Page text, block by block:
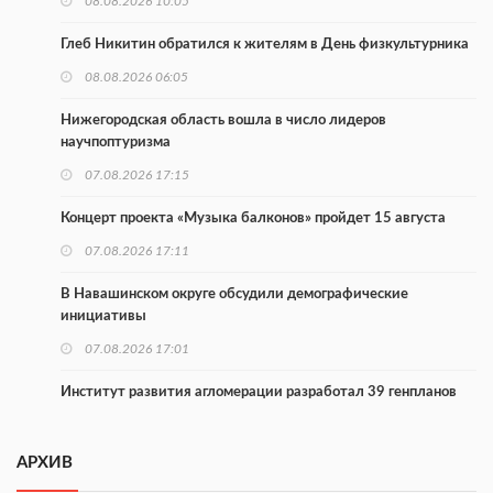
Глеб Никитин обратился к жителям в День физкультурника
08.08.2026 06:05
Нижегородская область вошла в число лидеров
научпоптуризма
07.08.2026 17:15
Концерт проекта «Музыка балконов» пройдет 15 августа
07.08.2026 17:11
В Навашинском округе обсудили демографические
инициативы
07.08.2026 17:01
Институт развития агломерации разработал 39 генпланов
С 8 августа изменят схему движения на въезде в Нижний
АРХИВ